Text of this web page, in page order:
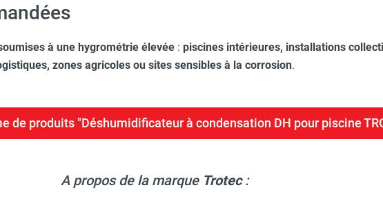
à une hygrométrie élevée : piscines intérieures, installations
zones agricoles ou sites sensibles à la corrosion.
de produits "Déshumidificateur à condensation DH pour piscine
A propos de la marque Trotec: